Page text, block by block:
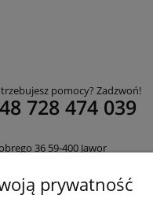
pomocy? Zadzwoń!
728 474 039
36 59-400 Jawor
do piątku w godz. 10-16
prywatność